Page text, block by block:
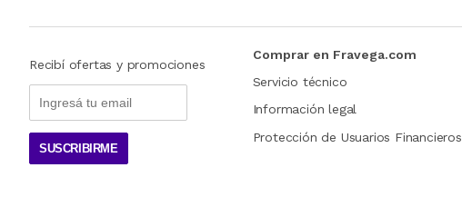
Recibí ofertas y promociones
SUSCRIBIRME
Comprar en Fravega.com
Servicio técnico
Información legal
Protección de Usuarios Financieros